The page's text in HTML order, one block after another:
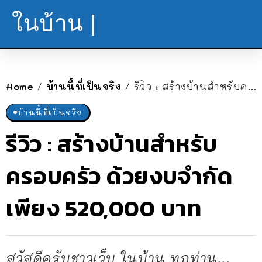
ในบ้าน |
Home / บ้านนี้ที่เป็นจริง / รีวิว : สร้างบ้านสำหรับครอบครัว ด้วยงบจำกัดเพียง 520,000 บาท
บ้านนี้ที่เป็นจริง
รีวิว : สร้างบ้านสำหรับ
ครอบครัว ด้วยงบจำกัด
เพียง 520,000 บาท
สวัสดีครับชาวเว็บ ในบ้าน ทุกท่าน...